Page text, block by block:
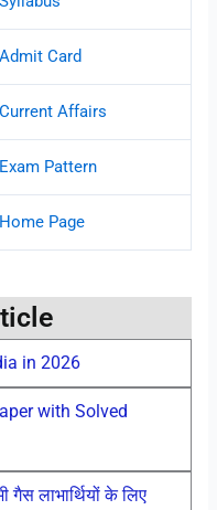
Admit Card
Current Affairs
Exam Pattern
Home Page
in 2026
with Solved
लाभार्थियों के लिए